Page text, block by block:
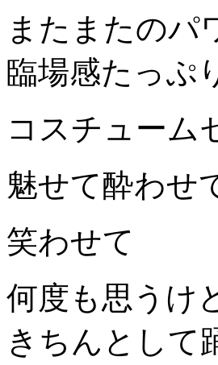
またまたのパ
臨場感たっぷ
コスチューム
魅せて酔わせ
笑わせて
何度も思うけ
きちんとして